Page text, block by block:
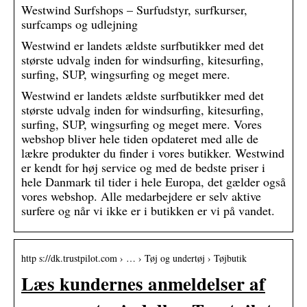
Westwind Surfshops – Surfudstyr, surfkurser,
surfcamps og udlejning
Westwind er landets ældste surfbutikker med det
største udvalg inden for windsurfing, kitesurfing,
surfing, SUP, wingsurfing og meget mere.
Westwind er landets ældste surfbutikker med det
største udvalg inden for windsurfing, kitesurfing,
surfing, SUP, wingsurfing og meget mere. Vores
webshop bliver hele tiden opdateret med alle de
lækre produkter du finder i vores butikker. Westwind
er kendt for høj service og med de bedste priser i
hele Danmark til tider i hele Europa, det gælder også
vores webshop. Alle medarbejdere er selv aktive
surfere og når vi ikke er i butikken er vi på vandet.
http s://dk.trustpilot.com › … › Tøj og undertøj › Tøjbutik
Læs kundernes anmeldelser af